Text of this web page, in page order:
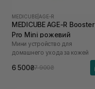
MEDICUBE AGE-R
MEDICUBE AGE-R Booster
Pro Mini рожевий
Мини устройство для
домашнего ухода за кожей
6 500₴7 900₴